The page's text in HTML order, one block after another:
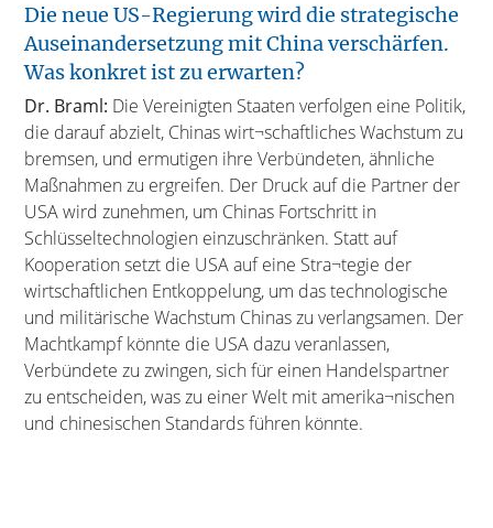
Die neue US-Regierung wird die strategische
Auseinandersetzung mit China verschärfen.
Was konkret ist zu erwarten?
Dr. Braml: Die Vereinigten Staaten verfolgen eine Politik,
die darauf abzielt, Chinas wirt¬schaftliches Wachstum zu
bremsen, und ermutigen ihre Verbündeten, ähnliche
Maßnahmen zu ergreifen. Der Druck auf die Partner der
USA wird zunehmen, um Chinas Fortschritt in
Schlüsseltechnologien einzuschränken. Statt auf
Kooperation setzt die USA auf eine Stra¬tegie der
wirtschaftlichen Entkoppelung, um das technologische
und militärische Wachstum Chinas zu verlangsamen. Der
Machtkampf könnte die USA dazu veranlassen,
Verbündete zu zwingen, sich für einen Handelspartner
zu entscheiden, was zu einer Welt mit amerika¬nischen
und chinesischen Standards führen könnte.